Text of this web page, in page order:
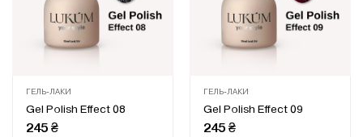
ГЕЛЬ-ЛАКИ
Оцінено
в
Gel Polish Effect 08
245₴
ГЕЛЬ-ЛАКИ
Оцінено
в
Gel Polish Effect 09
245₴